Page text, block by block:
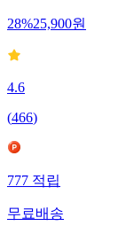
28%25,900원
4.6
(466)
777 적립
무료배송